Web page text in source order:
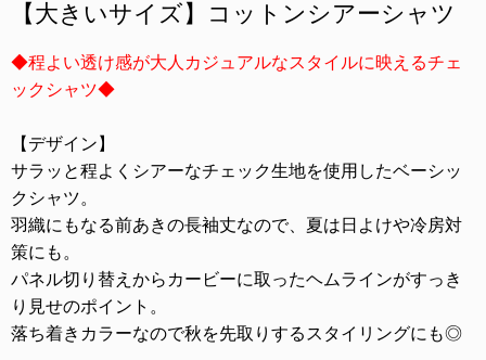
【大きいサイズ】コットンシアーシャツ
◆程よい透け感が大人カジュアルなスタイルに映えるチェ
ックシャツ◆
【デザイン】
サラッと程よくシアーなチェック生地を使用したベーシッ
クシャツ。
羽織にもなる前あきの長袖丈なので、夏は日よけや冷房対
策にも。
パネル切り替えからカービーに取ったヘムラインがすっき
り見せのポイント。
落ち着きカラーなので秋を先取りするスタイリングにも◎